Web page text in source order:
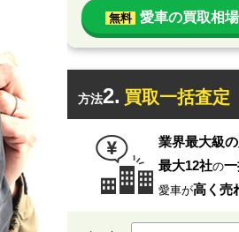
無料 愛車の買取相
方法2. 買取一括査定
業界最大級の
最大12社の
愛車が高く売